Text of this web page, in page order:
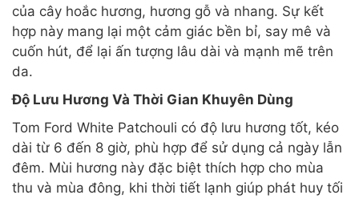
của cây hoắc hương, hương gỗ và nhang. Sự kết
hợp này mang lại một cảm giác bền bỉ, say mê và
cuốn hút, để lại ấn tượng lâu dài và mạnh mẽ trên
da.
Độ Lưu Hương Và Thời Gian Khuyên Dùng
Tom Ford White Patchouli có độ lưu hương tốt, kéo
dài từ 6 đến 8 giờ, phù hợp để sử dụng cả ngày lẫn
đêm. Mùi hương này đặc biệt thích hợp cho mùa
thu và mùa đông, khi thời tiết lạnh giúp phát huy tối